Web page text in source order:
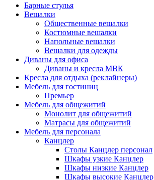
Барные стулья
Вешалки
Общественные вешалки
Костюмные вешалки
Напольные вешалки
Вешалки для одежды
Диваны для офиса
Диваны и кресла МВК
Кресла для отдыха (реклайнеры)
Мебель для гостиниц
Премьер
Мебель для общежитий
Монолит для общежитий
Матрасы для общежитий
Мебель для персонала
Канцлер
Столы Канцлер персонал
Шкафы узкие Канцлер
Шкафы низкие Канцлер
Шкафы высокие Канцлер